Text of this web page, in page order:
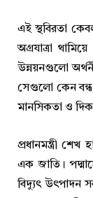
এই স্থবিরতা
অগ্রযাত্রা
উন্নয়নগুলো
সেগুলো কেন বন্ধ?
মানসিকতা ও
প্রধানমন্ত্রী শেখ
এক জাতি।
বিদ্যুৎ উৎপাদন